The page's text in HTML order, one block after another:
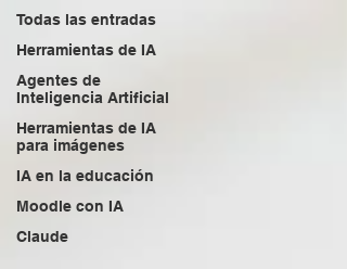
Todas las entradas
Herramientas de IA
Agentes de
Inteligencia Artificial
Herramientas de IA
para imágenes
IA en la educación
Moodle con IA
Claude